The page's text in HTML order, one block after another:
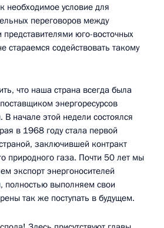
необходимое условие для
переговоров между
юго-восточных
стараемся содействовать такому
что наша страна всегда была
энергоресурсов
В начале этой недели состоялся
в 1968 году стала первой
заключившей контракт
природного газа. Почти 50 лет мы
экспорт энергоносителей
полностью выполняем свои
так же поступать в будущем.